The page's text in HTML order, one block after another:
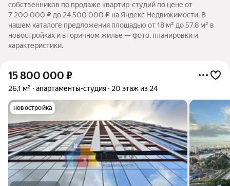
собственников по продаже квартир-студий по цене от
7 200 000 ₽ до 24 500 000 ₽ на Яндекс Недвижимости. В
нашем каталоге предложения площадью от 18 м² до 57,8 м² в
новостройках и вторичном жилье — фото, планировки и
характеристики.
15 800 000 ₽
26,1 м² апартаменты-студия 20 этаж из 24
новостройка